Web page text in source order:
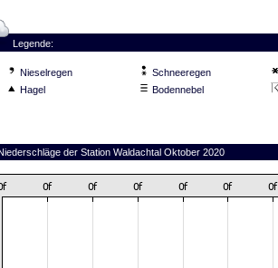
Legende:
Nieselregen Schneeregen
Hagel Bodennebel
der Station Waldachtal Oktober 2020